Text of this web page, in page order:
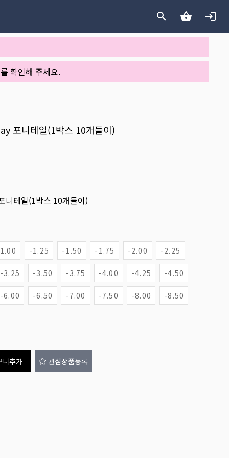
확인해 주세요.
포니테일(1박스 10개들이)
니테일(1박스 10개들이)
-1.25 -1.50 -1.75 -2.00 -2.25
-3.25 -3.50 -3.75 -4.00 -4.25 -4.50
-6.00 -6.50 -7.00 -7.50 -8.00 -8.50
니추가 관심상품등록